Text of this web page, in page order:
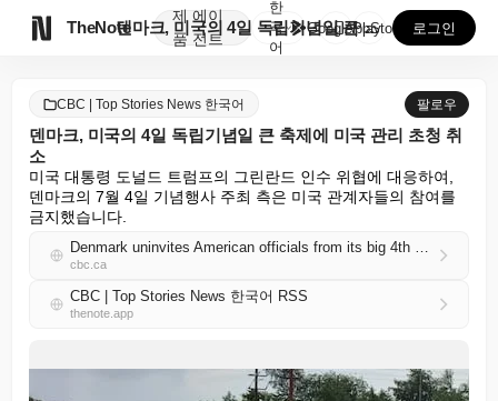
TheNote
제
품
에이
전트
덴마크, 미국의 4일 독립기념일 큰 축제에 미국 관리 ...
한
국
어
GooglePlay
AppStore 로그인
CBC | Top Stories News 한국어 팔로우
덴마크, 미국의 4일 독립기념일 큰 축제에 미국 관리 초청 취
소
미국 대통령 도널드 트럼프의 그린란드 인수 위협에 대응하여,
덴마크의 7월 4일 기념행사 주최 측은 미국 관계자들의 참여를
금지했습니다.
Denmark uninvites American officials from its big 4th of July bash
cbc.ca
CBC | Top Stories News 한국어 RSS
thenote.app